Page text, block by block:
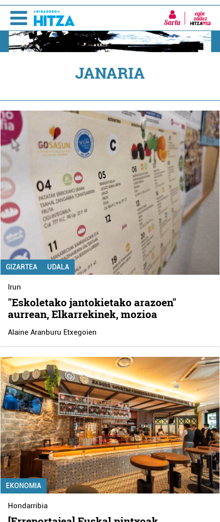
Sartu
JANARIA
GIZARTEA UDALA
Irun
"Eskoletako jantokietako arazoen"
aurrean, Elkarrekinek, mozioa
Alaine Aranburu Etxegoien
EKONOMIA
Hondarribia